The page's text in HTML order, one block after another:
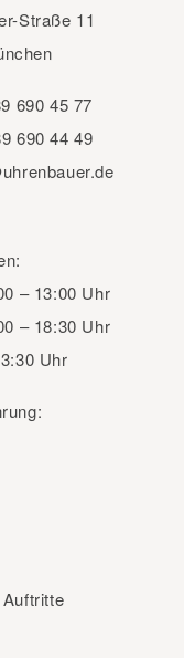
Straße 11
690 45 77
690 44 49
– 13:00 Uhr
– 18:30 Uhr
Uhr